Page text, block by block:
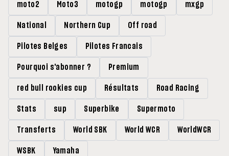
moto2 Moto3 motogp motogp mxgp
National Northern Cup Off road
Pilotes Belges Pilotes Francais
Pourquoi s'abonner ? Premium
red bull rookies cup Résultats Road Racing
Stats sup Superbike Supermoto
Transferts World SBK World WCR WorldWCR
WSBK Yamaha